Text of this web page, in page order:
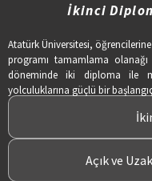
İkinci
Atatürk Üniversitesi,
programı tamamlama
döneminde iki diploma ile
yolculuklarına güçlü bir
Açık ve